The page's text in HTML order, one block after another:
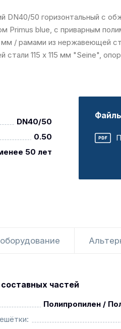
DN40/50 горизонтальный с
Primus blue, с приварным
/ рамами из нержавеющей
115 х 115 мм "Seine",
DN40/50
0.50
50 лет
частей
Полипропилен /